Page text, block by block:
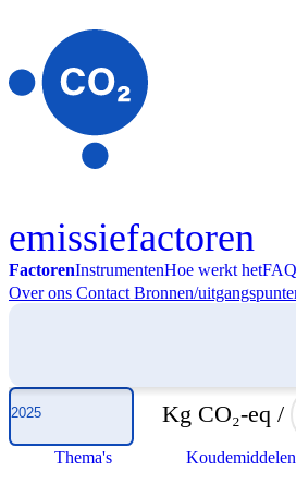
emissiefactoren
FactorenInstrumentenHoe werkt hetFAQ
Over ons Contact Bronnen/
Selecteer jaar
Kg CO₂-eq /
Thema's Koudemiddelen